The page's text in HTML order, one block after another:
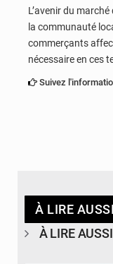
L’avenir du
la communauté
commerçants
nécessaire en ces
Suivez
À LIRE AUSSI
À LIRE AUSSI